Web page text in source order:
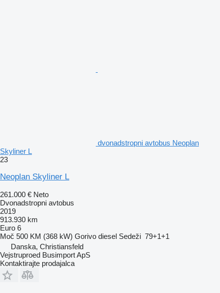
dvonadstropni avtobus Neoplan
Skyliner L
23
Neoplan Skyliner L
261.000 € Neto
Dvonadstropni avtobus
2019
913.930 km
Euro 6
Moč 500 KM (368 kW) Gorivo diesel Sedeži 79+1+1
Danska, Christiansfeld
Vejstruproed Busimport ApS
Kontaktirajte prodajalca